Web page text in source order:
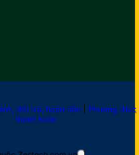
đổi trả, hoàn tiền
Phương thức
thanh toán